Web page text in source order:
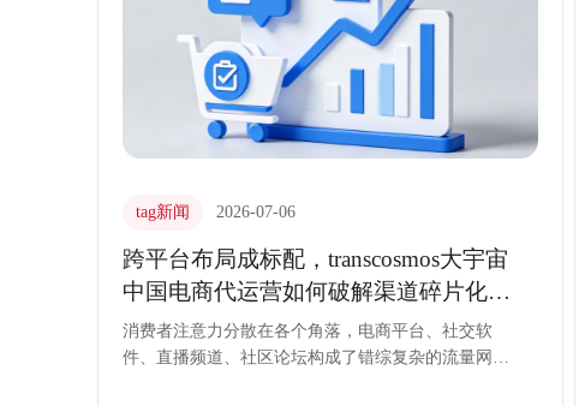
tag新闻 2026-07-06
跨平台布局成标配，transcosmos大宇宙
中国电商代运营如何破解渠道碎片化难
题
消费者注意力分散在各个角落，电商平台、社交软
件、直播频道、社区论坛构成了错综复杂的流量网